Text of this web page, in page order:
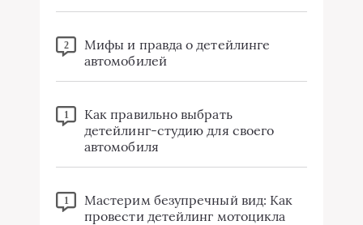
2
Мифы и правда о детейлинге
автомобилей
1
Как правильно выбрать
детейлинг-студию для своего
автомобиля
1
Мастерим безупречный вид: Как
провести детейлинг мотоцикла